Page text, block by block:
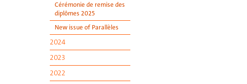
Cérémonie de remise des
diplômes 2025
New issue of Parallèles
2024
2023
2022